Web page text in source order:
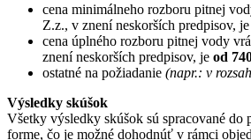
cena minimálneho rozboru pitnej
Z.z., v znení neskorších predpisov, je
cena úplného rozboru pitnej vody
znení neskorších predpisov, je od
ostatné na požiadanie (napr.: v
Výsledky skúšok
Všetky výsledky skúšok sú spracované
forme, čo je možné dohodnúť v rámci